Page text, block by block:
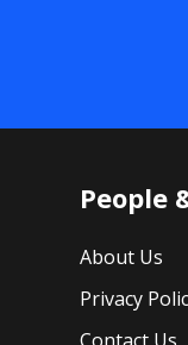
People
About Us
Privacy